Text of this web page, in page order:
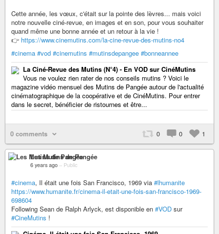
Cette année, les vœux, c'était sur la pointe des lèvres... mais voici
notre nouvelle ciné-revue, en images et en son, pour vous souhaiter
quand même une bonne année et un retour à la vie !
👉 https://www.cinemutins.com/la-cine-revue-des-mutins-no4
#cinema #vod #cinemutins #mutinsdepangee #bonneannee
La Ciné-Revue des Mutins (N°4) - En VOD sur CinéMutins
Vous ne voulez rien rater de nos conseils mutins ? Voici le
magazine vidéo mensuel des Mutins de Pangée autour de l'actualité
cinématographique de la coopérative et de CinéMutins. Pour entrer
dans le secret, bénéficier de ristournes et être...
0 comments 0 0 1
Les Mutins de Pangée
6 years ago – Public
#cinema, Il était une fois San Francisco, 1969 via #lhumanite
https://www.humanite.fr/cinema-il-etait-une-fois-san-francisco-1969-
698604
Following Sean de Ralph Arlyck, est disponible en #VOD sur
#CineMutins !